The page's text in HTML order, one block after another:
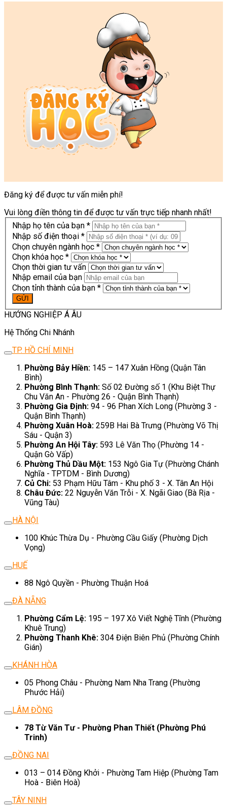
Đăng ký để được tư vấn miễn phí!
Vui lòng điền thông tin để được tư vấn trực tiếp nhanh nhất!
Nhập họ tên của bạn *
Nhập số điện thoại *
Chọn chuyên ngành học *
Chọn khóa học *
Chọn thời gian tư vấn
Nhập email của bạn
Chọn tỉnh thành của bạn *
HƯỚNG NGHIỆP Á ÂU
Hệ Thống Chi Nhánh
TP. HỒ CHÍ MINH
Phường Bảy Hiền: 145 – 147 Xuân Hồng (Quận Tân
Bình)
Phường Bình Thạnh: Số 02 Đường số 1 (Khu Biệt Thự
Chu Văn An - Phường 26 - Quận Bình Thạnh)
Phường Gia Định: 94 - 96 Phan Xích Long (Phường 3 -
Quận Bình Thạnh)
Phường Xuân Hoà: 259B Hai Bà Trưng (Phường Võ Thị
Sáu - Quận 3)
Phường An Hội Tây: 593 Lê Văn Thọ (Phường 14 -
Quận Gò Vấp)
Phường Thủ Dầu Một: 153 Ngô Gia Tự (Phường Chánh
Nghĩa - TPTDM - Bình Dương)
Củ Chi: 53 Phạm Hữu Tâm - Khu phố 3 - X. Tân An Hội
Châu Đức: 22 Nguyễn Văn Trỗi - X. Ngãi Giao (Bà Rịa -
Vũng Tàu)
HÀ NỘI
100 Khúc Thừa Dụ - Phường Cầu Giấy (Phường Dịch
Vọng)
HUẾ
88 Ngô Quyền - Phường Thuận Hoá
ĐÀ NẴNG
Phường Cẩm Lệ: 195 – 197 Xô Viết Nghệ Tĩnh (Phường
Khuê Trung)
Phường Thanh Khê: 304 Điện Biên Phủ (Phường Chính
Gián)
KHÁNH HÒA
05 Phong Châu - Phường Nam Nha Trang (Phường
Phước Hải)
LÂM ĐỒNG
78 Từ Văn Tư - Phường Phan Thiết (Phường Phú
Trinh)
ĐỒNG NAI
013 – 014 Đồng Khởi - Phường Tam Hiệp (Phường Tam
Hoà - Biên Hoà)
TÂY NINH